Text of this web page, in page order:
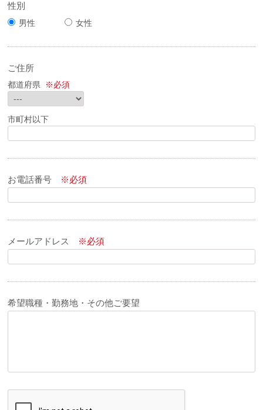
性別
男性 女性
ご住所
都道府県 ※必須
市町村以下
お電話番号 ※必須
メールアドレス ※必須
希望職種・勤務地・その他ご要望